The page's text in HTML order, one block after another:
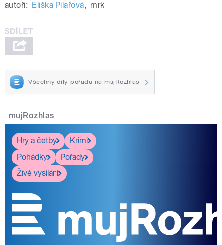
autoři: Eliška Pilařová, mrk
Všechny díly pořadu na mujRozhlas
mujRozhlas
Hry a četby
Krimi
Pohádky
Pořady
Živé vysílání